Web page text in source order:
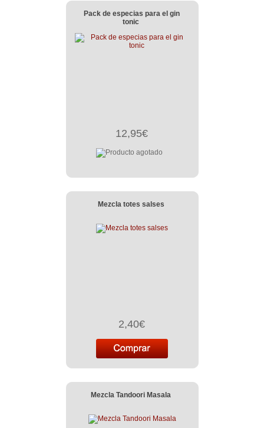
Pack de especias para el gin
tonic
12,95€
Mezcla totes salses
2,40€
Mezcla Tandoori Masala